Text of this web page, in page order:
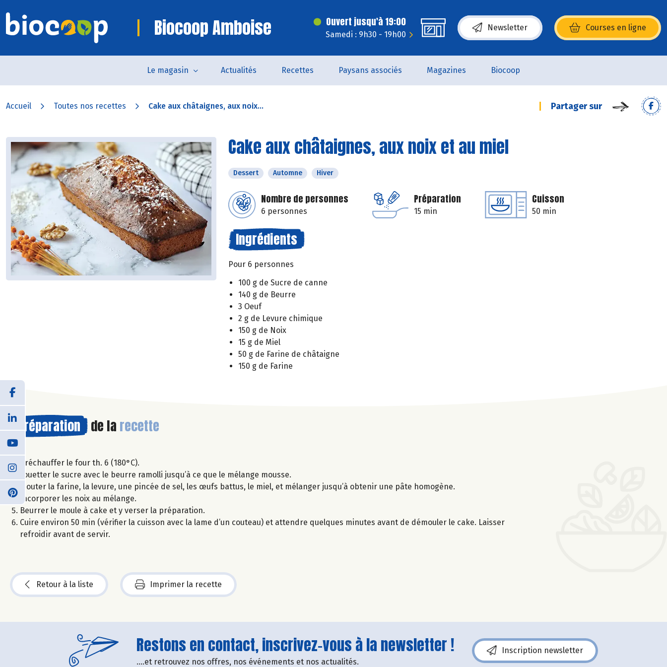
Biocoop Amboise Ouvert jusqu'à 19:00
Samedi : 9h30 - 19h00
Newsletter Courses en ligne
(s’ouvre dans une nouvelle fenêtre)
Le magasin Actualités Recettes Paysans associés Magazines Biocoop
Accueil Toutes nos recettes Cake aux châtaignes, aux noix... Partager sur
Cake aux châtaignes, aux noix et au miel
Dessert Automne Hiver
Nombre de personnes
6 personnes
Préparation
15 min
Cuisson
50 min
Ingrédients
Pour 6 personnes
100 g de Sucre de canne
140 g de Beurre
3 Oeuf
2 g de Levure chimique
150 g de Noix
15 g de Miel
50 g de Farine de châtaigne
150 g de Farine
Préparation de la recette
Préchauffer le four th. 6 (180°C).
Fouetter le sucre avec le beurre ramolli jusqu’à ce que le mélange mousse.
Ajouter la farine, la levure, une pincée de sel, les œufs battus, le miel, et mélanger jusqu’à obtenir une pâte homogène.
Incorporer les noix au mélange.
Beurrer le moule à cake et y verser la préparation.
Cuire environ 50 min (vérifier la cuisson avec la lame d’un couteau) et attendre quelques minutes avant de démouler le cake. Laisser
refroidir avant de servir.
Retour à la liste Imprimer la recette
Restons en contact, inscrivez-vous à la newsletter !
....et retrouvez nos offres, nos événements et nos actualités.
Inscription newsletter